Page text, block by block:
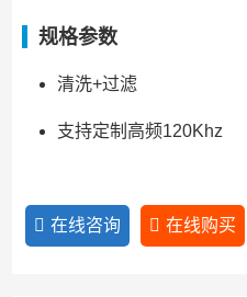
规格参数
清洗+过滤
支持定制高频120Khz
在线咨询 在线购买